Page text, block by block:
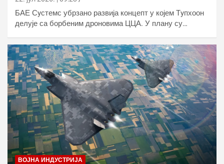
БАЕ Сyстемс убрзано развија концепт у којем Тyпхоон
делује са борбеним дроновима ЦЦА. У плану су…
ВОЈНА ИНДУСТРИЈА